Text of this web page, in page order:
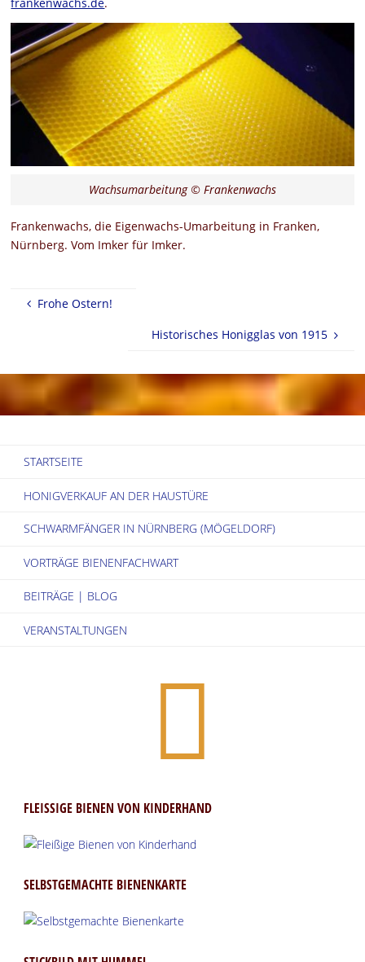
Wachsumarbeitung © Frankenwachs
Frankenwachs, die Eigenwachs-Umarbeitung in Franken,
Nürnberg. Vom Imker für Imker.
Frohe Ostern!
Historisches Honigglas von 1915
STARTSEITE
HONIGVERKAUF AN DER HAUSTÜRE
SCHWARMFÄNGER IN NÜRNBERG (MÖGELDORF)
VORTRÄGE BIENENFACHWART
BEITRÄGE | BLOG
VERANSTALTUNGEN
FLEISSIGE BIENEN VON KINDERHAND
SELBSTGEMACHTE BIENENKARTE